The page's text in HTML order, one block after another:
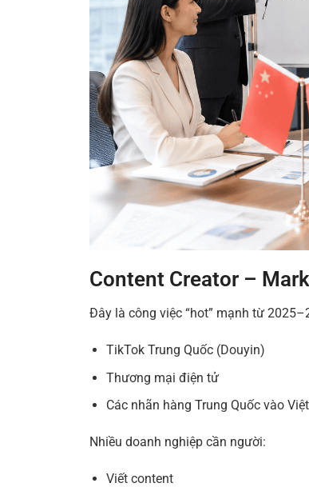
Content Creator –
Đây là công việc “hot” mạnh từ
TikTok Trung Quốc (Douyin)
Thương mại điện tử
Các nhãn hàng Trung Quốc vào
Nhiều doanh nghiệp cần người:
Viết content